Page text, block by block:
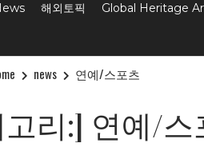
해외토픽 Global Heritage
news 연예/스포츠
리:] 연예/스